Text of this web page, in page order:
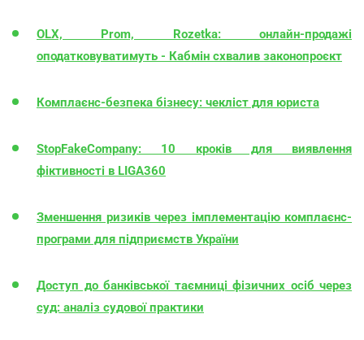
OLX, Prom, Rozetka: онлайн-продажі
оподатковуватимуть - Кабмін схвалив законопроєкт
Комплаєнс-безпека бізнесу: чекліст для юриста
StopFakeCompany: 10 кроків для виявлення
фіктивності в LIGA360
Зменшення ризиків через імплементацію комплаєнс-
програми для підприємств України
Доступ до банківської таємниці фізичних осіб через
суд: аналіз судової практики